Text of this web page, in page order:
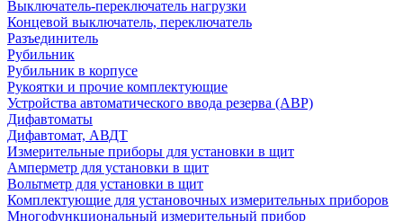
Выключатель-переключатель нагрузки
Концевой выключатель, переключатель
Разъединитель
Рубильник
Рубильник в корпусе
Рукоятки и прочие комплектующие
Устройства автоматического ввода резерва (АВР)
Дифавтоматы
Дифавтомат, АВДТ
Измерительные приборы для установки в щит
Амперметр для установки в щит
Вольтметр для установки в щит
Комплектующие для установочных измерительных приборов
Многофункциональный измерительный прибор